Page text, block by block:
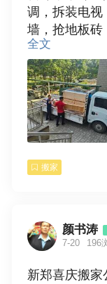
调，拆装电视
墙，抢地板砖
垃圾，欢迎使
全文
搬家
颜书涛
7-20 196
新郑喜庆搬